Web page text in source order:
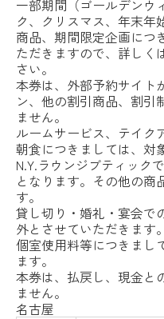
一部期間（ゴールデンウ
ク、クリスマス、年末年
商品、期間限定企画につ
ただきますので、詳しく
さい。
本券は、外部予約サイト
ン、他の割引商品、割引
ません。
ルームサービス、テイク
朝食につきましては、対
N.Y.ラウンジブティック
となります。その他の商
す。
貸し切り・婚礼・宴会で
外とさせていただきます。
個室使用料等につきまし
ます。
本券は、払戻し、現金と
ません。
名古屋